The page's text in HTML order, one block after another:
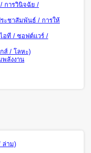
การวินิจฉัย /
ะชาสัมพันธ์ / การให้
อที / ซอฟต์แวร์ /
ส์ / โลหะ)
พลังงาน
ล่าม)